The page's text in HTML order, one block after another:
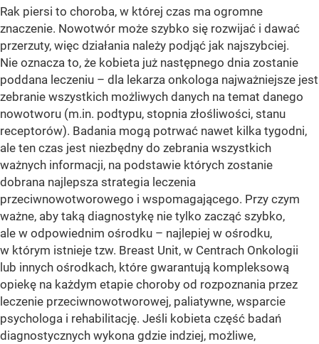
Rak piersi to choroba, w której czas ma ogromne
znaczenie. Nowotwór może szybko się rozwijać i dawać
przerzuty, więc działania należy podjąć jak najszybciej.
Nie oznacza to, że kobieta już następnego dnia zostanie
poddana leczeniu – dla lekarza onkologa najważniejsze jest
zebranie wszystkich możliwych danych na temat danego
nowotworu (m.in. podtypu, stopnia złośliwości, stanu
receptorów). Badania mogą potrwać nawet kilka tygodni,
ale ten czas jest niezbędny do zebrania wszystkich
ważnych informacji, na podstawie których zostanie
dobrana najlepsza strategia leczenia
przeciwnowotworowego i wspomagającego. Przy czym
ważne, aby taką diagnostykę nie tylko zacząć szybko,
ale w odpowiednim ośrodku – najlepiej w ośrodku,
w którym istnieje tzw. Breast Unit, w Centrach Onkologii
lub innych ośrodkach, które gwarantują kompleksową
opiekę na każdym etapie choroby od rozpoznania przez
leczenie przeciwnowotworowej, paliatywne, wsparcie
psychologa i rehabilitację. Jeśli kobieta część badań
diagnostycznych wykona gdzie indziej, możliwe,